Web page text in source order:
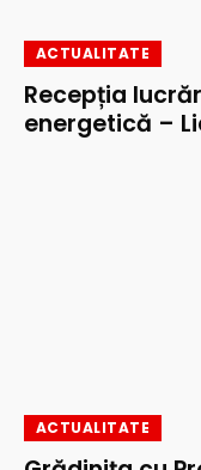
ACTUALITATE
Recepția
energetică –
ACTUALITATE